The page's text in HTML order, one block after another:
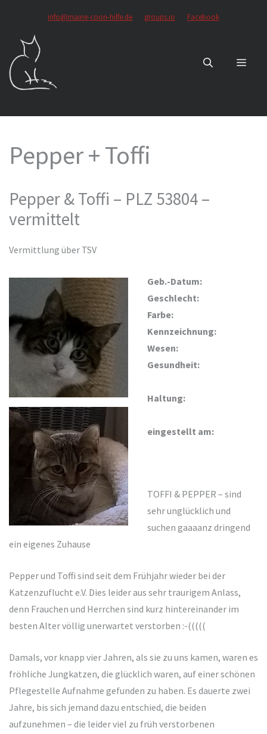
springen
info@maine-coon-hilfe.de groups.io Facebook
Pepper + Toffi
Pepper & Toffi – PLZ 53804 –
vermittelt
Vermittlung über TSV
Geb.-Datum:
Geschlecht:
Farbe:
Kennzeichnung:
Wesen:
Gesundheit:
Haltung:
eingestellt am:
TOFFI & PEPPER – sind
sehr unglücklich und
suchen gaaaanz dringend
ein eigenes Zuhause
Pepper und Toffi sind seit dem Frühjahr wieder bei der
Katzenzuflucht e.V. Dies leider aus sehr traurigem Anlass,
denn Frauchen und Herrchen sind kurz hintereinander im
besten Alter völlig unerwartet verstorben :-(((((
Damals, vor knapp vier Jahren, als sie zu uns kamen, waren es
fröhliche Jungkatzen, die glücklich waren, auf einer schönen
Pflegestelle Aufnahme gefunden zu haben. Es dauerte zwei
Jahre, bis sich jemand dazu entschied, die beiden
aufzunehmen – die leider viel zu früh verstorbenen